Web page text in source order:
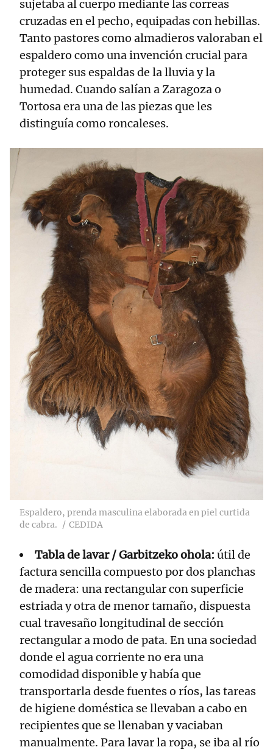
sujetaba al cuerpo mediante las correas
cruzadas en el pecho, equipadas con hebillas.
Tanto pastores como almadieros valoraban el
espaldero como una invención crucial para
proteger sus espaldas de la lluvia y la
humedad. Cuando salían a Zaragoza o
Tortosa era una de las piezas que les
distinguía como roncaleses.
Espaldero, prenda masculina elaborada en piel curtida
de cabra.
CEDIDA
Tabla de lavar / Garbitzeko ohola: útil de
factura sencilla compuesto por dos planchas
de madera: una rectangular con superficie
estriada y otra de menor tamaño, dispuesta
cual travesaño longitudinal de sección
rectangular a modo de pata. En una sociedad
donde el agua corriente no era una
comodidad disponible y había que
transportarla desde fuentes o ríos, las tareas
de higiene doméstica se llevaban a cabo en
recipientes que se llenaban y vaciaban
manualmente. Para lavar la ropa, se iba al río